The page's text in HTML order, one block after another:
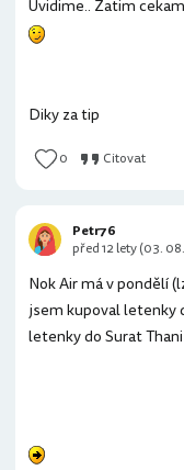
Uvidime.. Zatim
Diky za tip
0 Citovat
Nok Air má v pondělí
jsem kupoval letenky
letenky do Surat
Petr76
před 12 lety (03.